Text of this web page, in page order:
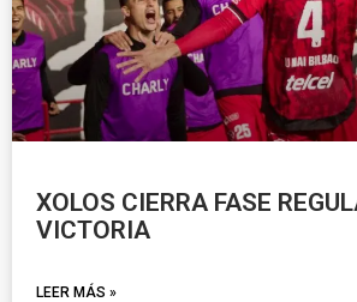
XOLOS CIERRA FASE
VICTORIA
LEER MÁS »